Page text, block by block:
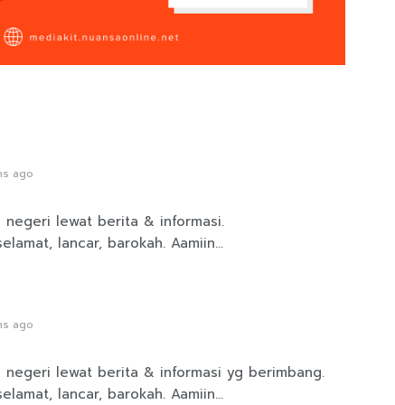
ago
negeri lewat berita & informasi.
lancar, barokah. Aamiin…
ago
negeri lewat berita & informasi yg berimbang.
lancar, barokah. Aamiin…